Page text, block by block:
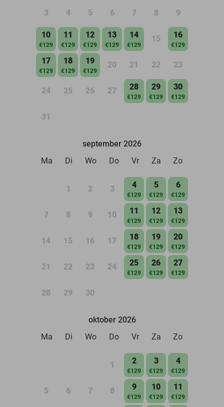
3 4 5 6 7 8 9
10
€129
11
€129
12
€129
13
€129
14
€129
15 16
€129
17
€129
18
€129
19
€129
20 21 22 23
24 25 26 27 28
€129
29
€129
30
€129
31
september 2026
Ma
Di Wo Do Vr Za Zo
1 2 3 4
€129
5
€129
6
€129
7 8 9 10 11
€129
12
€129
13
€129
14 15 16 17 18
€129
19
€129
20
€129
21 22 23 24 25
€129
26
€129
27
€129
28 29 30
oktober 2026
Ma
Di Wo Do Vr Za Zo
1 2
€129
3
€129
4
€129
5 6 7 8 9
€129
10
€129
11
€129